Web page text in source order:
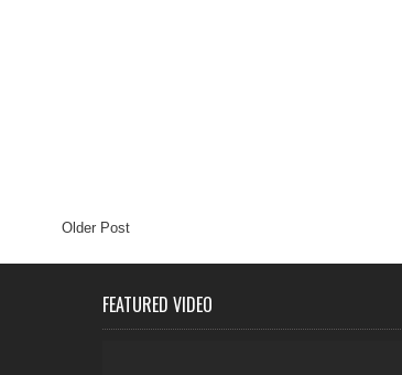
Older Post
FEATURED VIDEO